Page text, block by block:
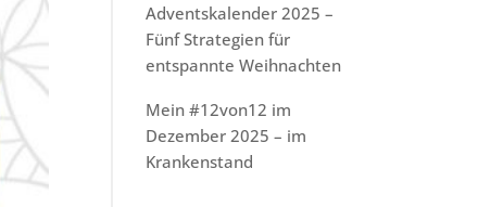
Adventskalender 2025 –
Fünf Strategien für
entspannte Weihnachten
Mein #12von12 im
Dezember 2025 – im
Krankenstand